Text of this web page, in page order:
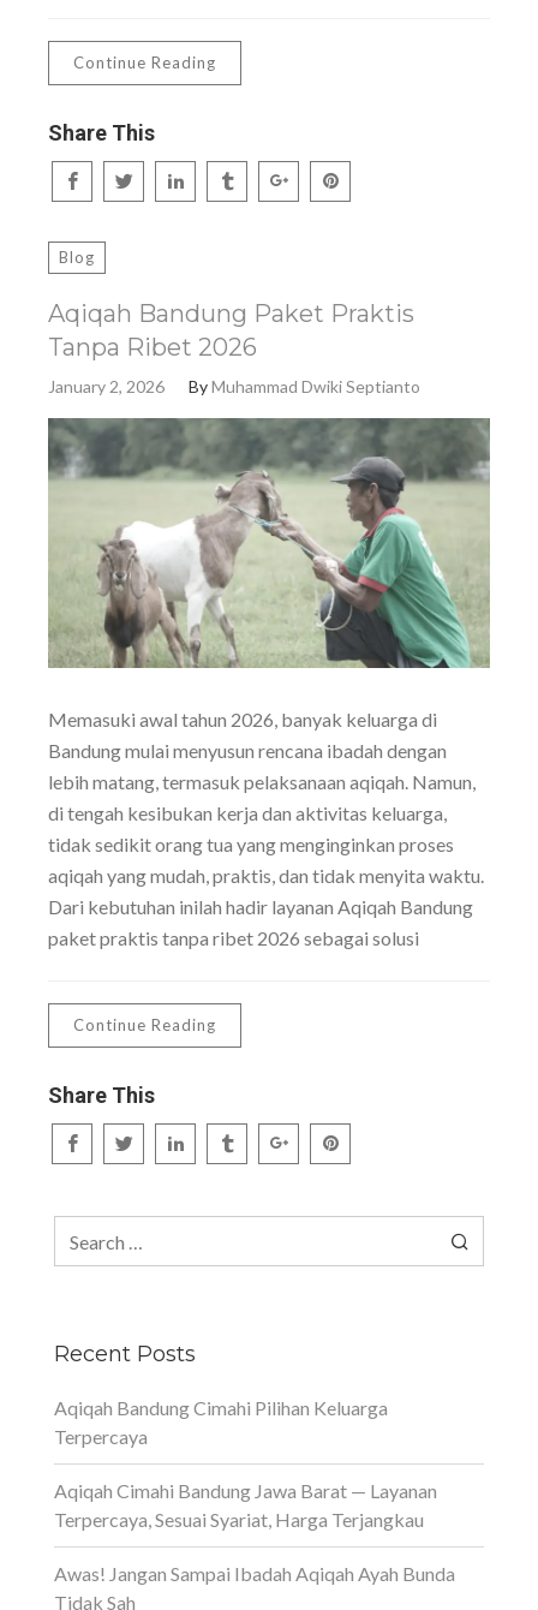
Continue Reading
Share This
Blog
Aqiqah Bandung Paket Praktis
Tanpa Ribet 2026
January 2, 2026 ByMuhammad Dwiki Septianto
Memasuki awal tahun 2026, banyak keluarga di
Bandung mulai menyusun rencana ibadah dengan
lebih matang, termasuk pelaksanaan aqiqah. Namun,
di tengah kesibukan kerja dan aktivitas keluarga,
tidak sedikit orang tua yang menginginkan proses
aqiqah yang mudah, praktis, dan tidak menyita waktu.
Dari kebutuhan inilah hadir layanan Aqiqah Bandung
paket praktis tanpa ribet 2026 sebagai solusi
Continue Reading
Share This
Recent Posts
Aqiqah Bandung Cimahi Pilihan Keluarga
Terpercaya
Aqiqah Cimahi Bandung Jawa Barat — Layanan
Terpercaya, Sesuai Syariat, Harga Terjangkau
Awas! Jangan Sampai Ibadah Aqiqah Ayah Bunda
Tidak Sah